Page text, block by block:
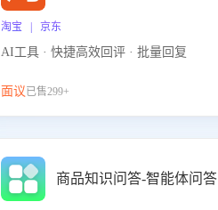
淘宝 | 京东
AI工具 · 快捷高效回评 · 批量回复
面议已售299+
商品知识问答-智能体问答